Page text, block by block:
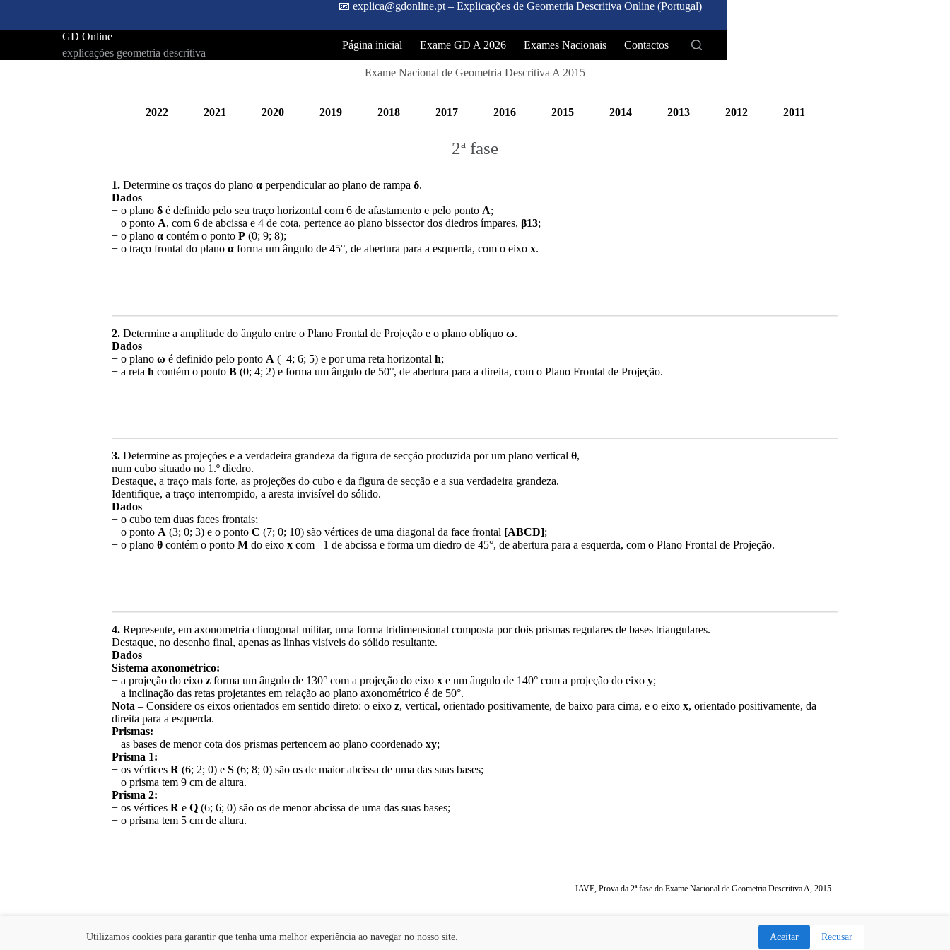
📧 explica@gdonline.pt – Explicações de Geometria Descritiva Online (Portugal)
GD Online
explicações geometria descritiva
Página inicial Exame GD A 2026 Exames Nacionais Contactos
Exame Nacional de Geometria Descritiva A 2015
2022 2021 2020 2019 2018 2017 2016 2015 2014 2013 2012 2011
2ª fase
1. Determine os traços do plano α perpendicular ao plano de rampa δ.
Dados
− o plano δ é definido pelo seu traço horizontal com 6 de afastamento e pelo ponto A;
− o ponto A, com 6 de abcissa e 4 de cota, pertence ao plano bissector dos diedros ímpares, β13;
− o plano α contém o ponto P (0; 9; 8);
− o traço frontal do plano α forma um ângulo de 45°, de abertura para a esquerda, com o eixo x.
2. Determine a amplitude do ângulo entre o Plano Frontal de Projeção e o plano oblíquo ω.
Dados
− o plano ω é definido pelo ponto A (–4; 6; 5) e por uma reta horizontal h;
− a reta h contém o ponto B (0; 4; 2) e forma um ângulo de 50°, de abertura para a direita, com o Plano Frontal de Projeção.
3. Determine as projeções e a verdadeira grandeza da figura de secção produzida por um plano vertical θ,
num cubo situado no 1.º diedro.
Destaque, a traço mais forte, as projeções do cubo e da figura de secção e a sua verdadeira grandeza.
Identifique, a traço interrompido, a aresta invisível do sólido.
Dados
− o cubo tem duas faces frontais;
− o ponto A (3; 0; 3) e o ponto C (7; 0; 10) são vértices de uma diagonal da face frontal [ABCD];
− o plano θ contém o ponto M do eixo x com –1 de abcissa e forma um diedro de 45°, de abertura para a esquerda, com o Plano Frontal de Projeção.
4. Represente, em axonometria clinogonal militar, uma forma tridimensional composta por dois prismas regulares de bases triangulares.
Destaque, no desenho final, apenas as linhas visíveis do sólido resultante.
Dados
Sistema axonométrico:
− a projeção do eixo z forma um ângulo de 130° com a projeção do eixo x e um ângulo de 140° com a projeção do eixo y;
− a inclinação das retas projetantes em relação ao plano axonométrico é de 50°.
Nota – Considere os eixos orientados em sentido direto: o eixo z, vertical, orientado positivamente, de baixo para cima, e o eixo x, orientado positivamente, da
direita para a esquerda.
Prismas:
− as bases de menor cota dos prismas pertencem ao plano coordenado xy;
Prisma 1:
− os vértices R (6; 2; 0) e S (6; 8; 0) são os de maior abcissa de uma das suas bases;
− o prisma tem 9 cm de altura.
Prisma 2:
− os vértices R e Q (6; 6; 0) são os de menor abcissa de uma das suas bases;
− o prisma tem 5 cm de altura.
IAVE, Prova da 2ª fase do Exame Nacional de Geometria Descritiva A, 2015
Copyright © 2026 | GD Online - Explicações Geometria Descritiva.
Utilizamos cookies para garantir que tenha uma melhor experiência ao navegar no nosso site. Aceitar Recusar